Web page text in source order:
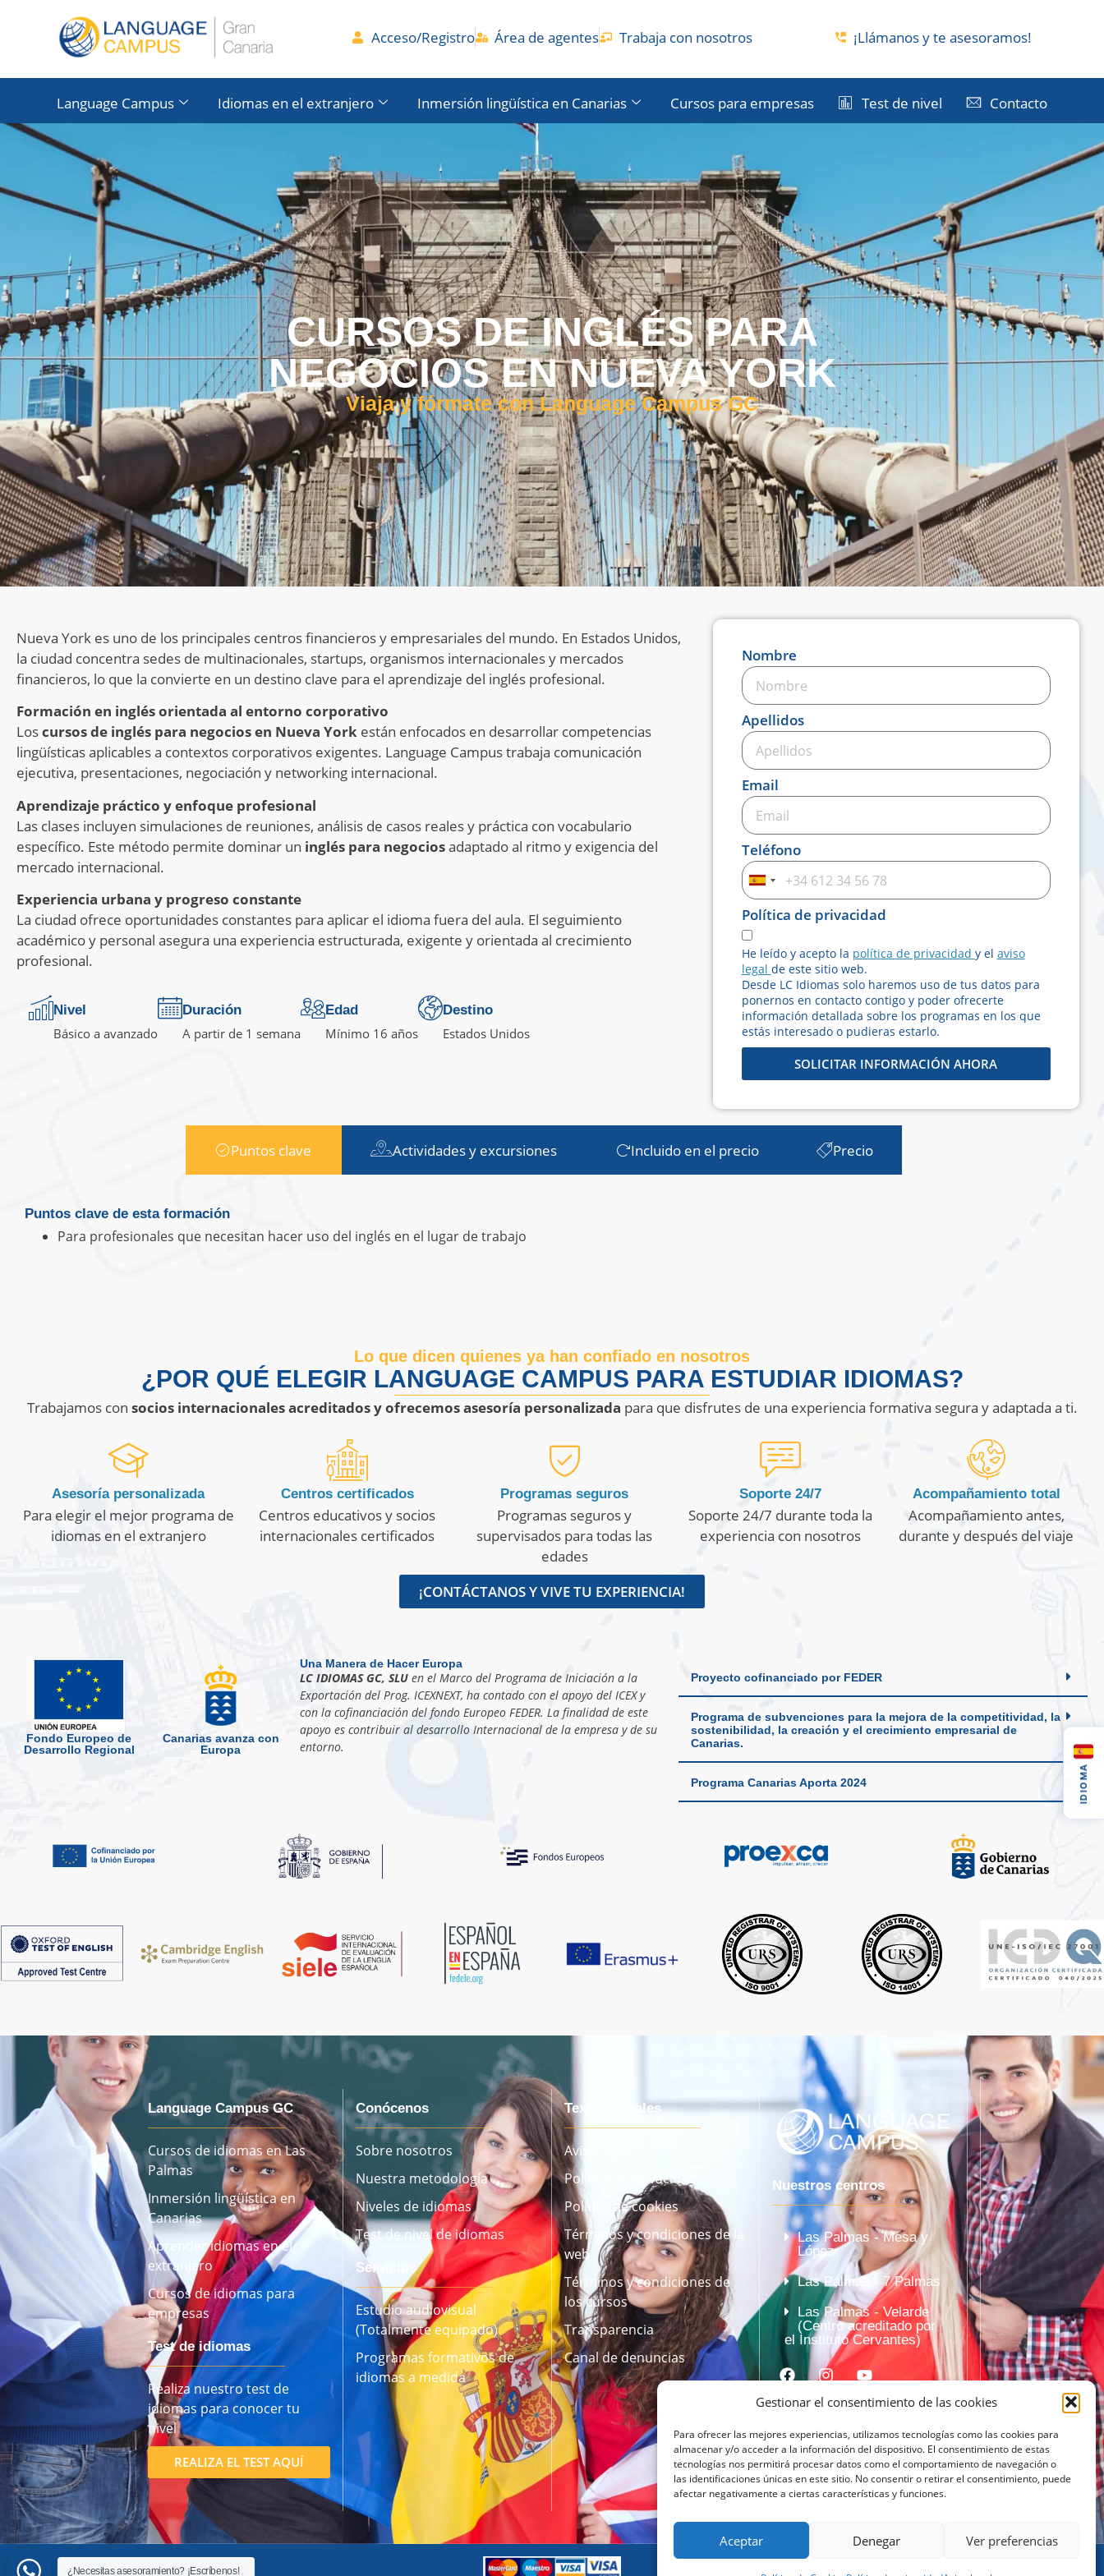
Gestionar el consentimiento de las cookies
Para ofrecer las mejores experiencias, utilizamos tecnologías como las cookies para
almacenar y/o acceder a la información del dispositivo. El consentimiento de estas
tecnologías nos permitirá procesar datos como el comportamiento de navegación o
las identificaciones únicas en este sitio. No consentir o retirar el consentimiento, puede
afectar negativamente a ciertas características y funciones.
Aceptar Denegar Ver preferencias
Acceso/Registro Área de agentes Trabaja con nosotros ¡Llámanos y te asesoramos!
Language Campus Idiomas en el extranjero Inmersión lingüística en Canarias Cursos para empresas Test de nivel Contacto
CURSOS DE INGLÉS PARA
NEGOCIOS EN NUEVA YORK
Viaja y fórmate con Language Campus GC
Nueva York es uno de los principales centros financieros y empresariales del mundo. En Estados Unidos,
la ciudad concentra sedes de multinacionales, startups, organismos internacionales y mercados
financieros, lo que la convierte en un destino clave para el aprendizaje del inglés profesional.
Formación en inglés orientada al entorno corporativo
Loscursos de inglés para negocios en Nueva York están enfocados en desarrollar competencias
lingüísticas aplicables a contextos corporativos exigentes. Language Campus trabaja comunicación
ejecutiva, presentaciones, negociación y networking internacional.
Aprendizaje práctico y enfoque profesional
Las clases incluyen simulaciones de reuniones, análisis de casos reales y práctica con vocabulario
específico. Este método permite dominar un inglés para negociosadaptado al ritmo y exigencia del
mercado internacional.
Experiencia urbana y progreso constante
La ciudad ofrece oportunidades constantes para aplicar el idioma fuera del aula. El seguimiento
académico y personal asegura una experiencia estructurada, exigente y orientada al crecimiento
profesional.
Nivel
Básico a avanzado
Duración
A partir de 1 semana
Edad
Mínimo 16 años
Destino
Estados Unidos
Nombre
Apellidos
Email
Teléfono
Spain
+34
Política de privacidad
He leído y acepto la política de privacidad y el aviso
legal de este sitio web.
Desde LC Idiomas solo haremos uso de tus datos para
ponernos en contacto contigo y poder ofrecerte
información detallada sobre los programas en los que
estás interesado o pudieras estarlo.
SOLICITAR INFORMACIÓN AHORA
Puntos clave Actividades y excursiones Incluido en el precio Precio
Puntos clave de esta formación
Para profesionales que necesitan hacer uso del inglés en el lugar de trabajo
Lo que dicen quienes ya han confiado en nosotros
¿POR QUÉ ELEGIR LANGUAGE CAMPUS PARA ESTUDIAR IDIOMAS?
Trabajamos con socios internacionales acreditados y ofrecemos asesoría personalizada para que disfrutes de una experiencia formativa segura y adaptada a ti.
Asesoría personalizada
Para elegir el mejor programa de
idiomas en el extranjero
Centros certificados
Centros educativos y socios
internacionales certificados
Programas seguros
Programas seguros y
supervisados para todas las
edades
Soporte 24/7
Soporte 24/7 durante toda la
experiencia con nosotros
Acompañamiento total
Acompañamiento antes,
durante y después del viaje
¡CONTÁCTANOS Y VIVE TU EXPERIENCIA!
Fondo Europeo de
Desarrollo Regional
Canarias avanza con
Europa
Una Manera de Hacer Europa
LC IDIOMAS GC, SLUen el Marco del Programa de Iniciación a la
Exportación del Prog. ICEXNEXT, ha contado con el apoyo del ICEX y
con la cofinanciación del fondo Europeo FEDER. La finalidad de este
apoyo es contribuir al desarrollo Internacional de la empresa y de su
entorno.
Proyecto cofinanciado por FEDER
Programa de subvenciones para la mejora de la competitividad, la
sostenibilidad, la creación y el crecimiento empresarial de
Canarias.
Programa Canarias Aporta 2024
Language Campus GC
Cursos de idiomas en Las
Palmas
Inmersión lingüística en
Canarias
Aprender idiomas en el
extranjero
Cursos de idiomas para
empresas
Test de idiomas
Realiza nuestro test de
idiomas para conocer tu
nivel
REALIZA EL TEST AQUÍ
Conócenos
Sobre nosotros
Nuestra metodología
Niveles de idiomas
Test de nivel de idiomas
Servicios
Estudio audiovisual
(Totalmente equipado)
Programas formativos de
idiomas a medida
Textos Legales
Aviso legal
Política de privacidad
Política de cookies
Términos y condiciones de la
web
Términos y condiciones de
los cursos
Transparencia
Canal de denuncias
Nuestros centros
Las Palmas - Mesa y
López
Las Palmas - 7 Palmas
Las Palmas - Velarde
(Centro acreditado por
el Instituto Cervantes)
¿Necesitas asesoramiento? ¡Escríbenos!
IDIOMA